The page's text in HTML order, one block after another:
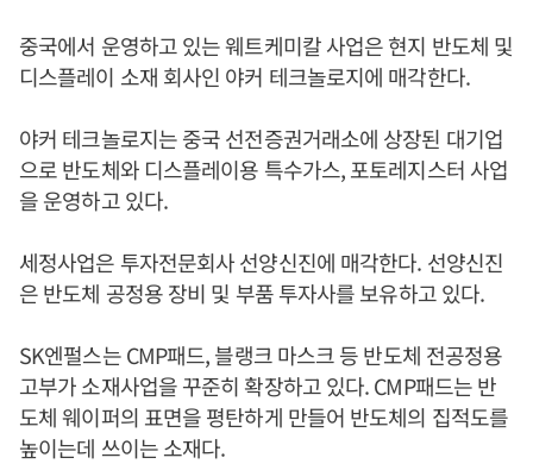
중국에서 운영하고 있는 웨트케미칼 사업은 현지 반도체 및
디스플레이 소재 회사인 야커 테크놀로지에 매각한다.
야커 테크놀로지는 중국 선전증권거래소에 상장된 대기업
으로 반도체와 디스플레이용 특수가스, 포토레지스터 사업
을 운영하고 있다.
세정사업은 투자전문회사 선양신진에 매각한다. 선양신진
은 반도체 공정용 장비 및 부품 투자사를 보유하고 있다.
SK엔펄스는 CMP패드, 블랭크 마스크 등 반도체 전공정용
고부가 소재사업을 꾸준히 확장하고 있다. CMP패드는 반
도체 웨이퍼의 표면을 평탄하게 만들어 반도체의 집적도를
높이는데 쓰이는 소재다.